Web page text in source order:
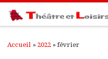
Passer au contenu
Accueil » 2022 » février